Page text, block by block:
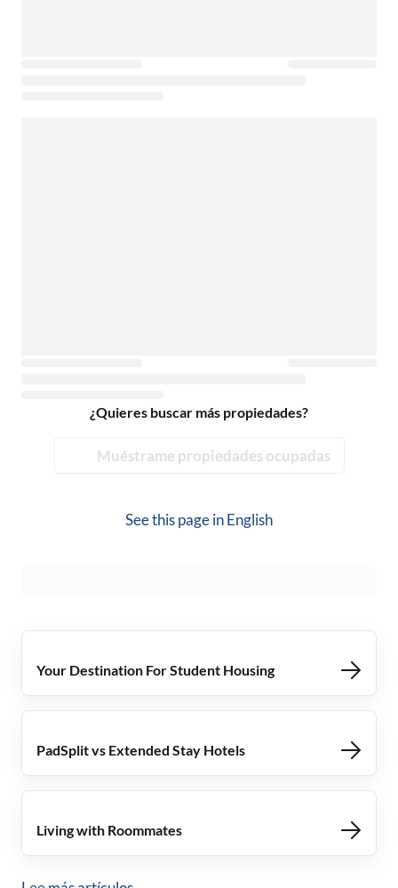
¿Quieres buscar más propiedades?
Muéstrame propiedades ocupadas
See this page inEnglish
Your Destination For Student Housing
PadSplit vs Extended Stay Hotels
Living with Roommates